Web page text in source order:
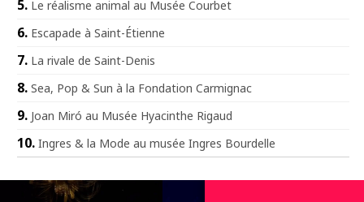
Le réalisme animal au Musée Courbet
Escapade à Saint-Étienne
La rivale de Saint-Denis
Sea, Pop & Sun à la Fondation Carmignac
Joan Miró au Musée Hyacinthe Rigaud
Ingres & la Mode au musée Ingres Bourdelle